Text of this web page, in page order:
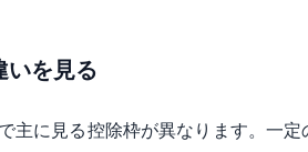
いを見る
主に見る控除枠が異なります。一